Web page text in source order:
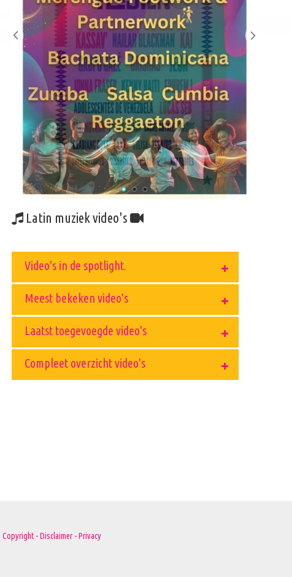
Latin muziek video's
Video's in de spotlight.
Meest bekeken video's
Laatst toegevoegde video's
Compleet overzicht video's
Copyright - Disclaimer - Privacy